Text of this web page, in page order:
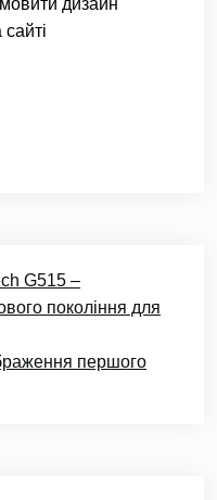
G515 –
покоління для
першого